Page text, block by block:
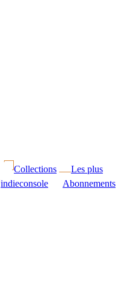
Collections
Les plus
indieconsole Abonnements